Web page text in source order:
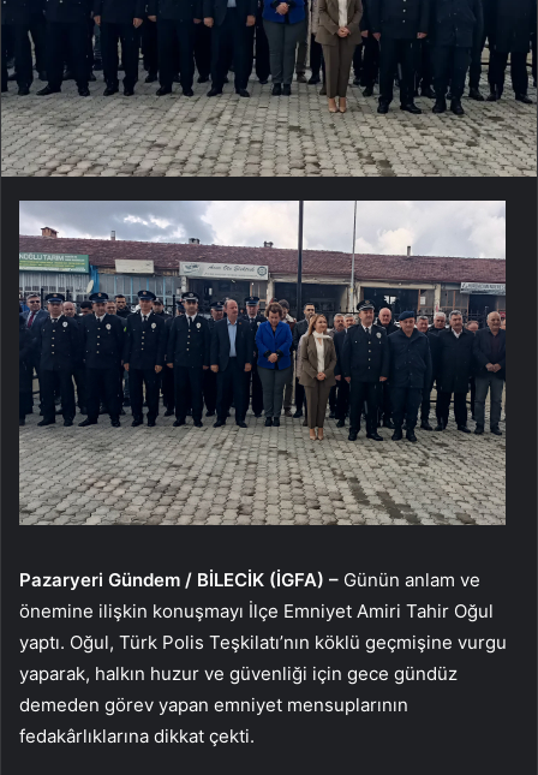
Pazaryeri Gündem / BİLECİK (İGFA) – Günün anlam ve
önemine ilişkin konuşmayı İlçe Emniyet Amiri Tahir Oğul
yaptı. Oğul, Türk Polis Teşkilatı’nın köklü geçmişine vurgu
yaparak, halkın huzur ve güvenliği için gece gündüz
demeden görev yapan emniyet mensuplarının
fedakârlıklarına dikkat çekti.